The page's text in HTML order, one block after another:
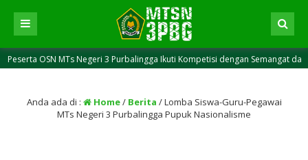
MTs Negeri 3 Purbalingga Ikuti Kompetisi dengan Semangat dan Percaya
Bantuan PHTC PUPR Digelar di MTsN 3 Purbalingga: Langkah Awal
Anda ada di : Home/ Berita /Lomba Siswa-Guru-Pegawai
MTs Negeri 3 Purbalingga Pupuk Nasionalisme